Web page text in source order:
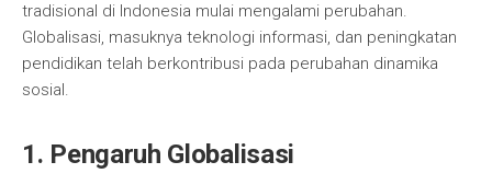
tradisional di Indonesia mulai mengalami perubahan.
Globalisasi, masuknya teknologi informasi, dan peningkatan
pendidikan telah berkontribusi pada perubahan dinamika
sosial.
1. Pengaruh Globalisasi